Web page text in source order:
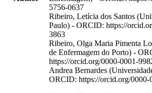
5756-0637
Ribeiro, Letícia dos Santos
Paulo) - ORCID: https://
3863
Ribeiro, Olga Maria Pimenta
de Enfermagem do Porto) -
https://orcid.org/0000-0001-
Andrea Bernardes
ORCID: https://orcid.org/0000-